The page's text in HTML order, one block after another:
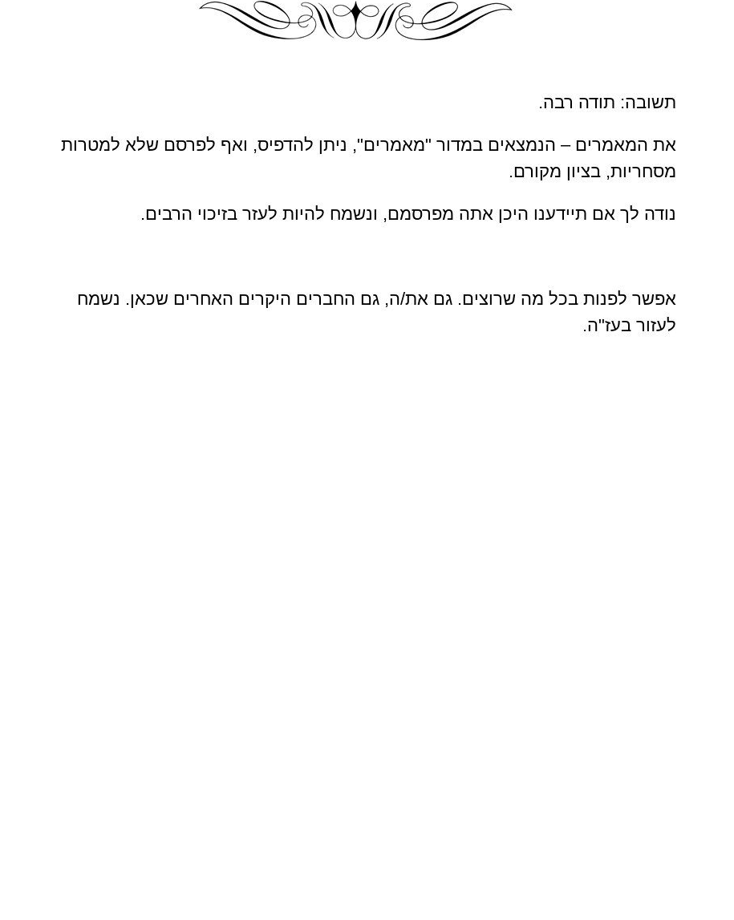
תשובה: תודה רבה.
את המאמרים – הנמצאים במדור "מאמרים", ניתן להדפיס, ואף לפרסם שלא למטרות
מסחריות, בציון מקורם.
נודה לך אם תיידענו היכן אתה מפרסמם, ונשמח להיות לעזר בזיכוי הרבים.
אפשר לפנות בכל מה שרוצים. גם את/ה, גם החברים היקרים האחרים שכאן. נשמח
לעזור בעז"ה.